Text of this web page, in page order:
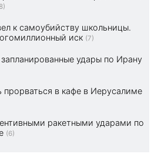
к самоубийству школьницы.
иск (7)
удары по Ирану
в кафе в Иерусалиме
ракетными ударами по
(6)